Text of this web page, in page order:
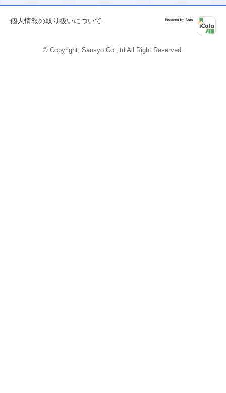
ージの
先頭へ
個人情報の取り扱いについて
© Copyright, Sansyo Co.,ltd All Right Reserved.
iCata